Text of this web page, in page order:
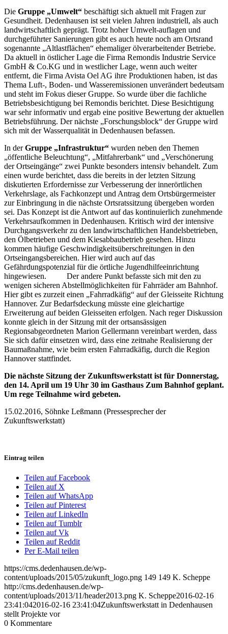
Die Gruppe „Umwelt“ beschäftigt sich aktuell mit Fragen zur
Gesundheit. Dedenhausen ist seit vielen Jahren industriell, als auch
landwirtschaftlich geprägt. Trotz hoher Umwelt-auflagen und
durchgeführter Sanierungen gibt es auch heute noch am Ortsrand
sogenannte „Altlastflächen“ ehemaliger ölverarbeitender Betriebe.
Da aktuell in östlicher Lage die Firma Remondis Industrie Service
GmbH & Co.KG und in westlicher Lage, wenn auch weiter
entfernt, die Firma Avista Oel AG ihre Produktionen haben, ist das
Thema Luft-, Boden- und Wasseremissionen unverändert bedeutsam
und steht im Fokus dieser Gruppe. So wurde über die fachliche
Betriebsbesichtigung bei Remondis berichtet. Diese Besichtigung
war sehr informativ und ergab eine positive Bewertung der aktuellen
Betriebsführung. Der nächste „Forschungsblock“ der Gruppe wird
sich mit der Wasserqualität in Dedenhausen befassen.
In derGruppe „Infrastruktur“ wurden neben den Themen
„öffentliche Beleuchtung“, „Mitfahrerbank“ und „Verschönerung
der Ortseingänge“ zwei Punkte besonders intensiv behandelt. Zum
einen wurde berichtet, dass die bereits in der letzten Sitzung
diskutierten Erfordernisse zur Verbesserung der innerörtlichen
Verkehrslage, als Fachkonzept und Antrag dem Ortsbürgermeister
zur Einbringung in die nächste Ortsratssitzung übergeben worden
sei. Das Konzept ist die Antwort auf das kontinuierlich zunehmende
Verkehrsaufkommen in Dedenhausen. Kritisch wird der intensive
Durchgangsverkehr zu den landwirtschaftlichen Handelsbetrieben,
den Ölbetrieben und dem Kiesabbaubetrieb gesehen. Hinzu
kommen häufige Geschwindigkeitsüberschreitungen in den
Ortseingangsbereichen. Hier wird auch auf das
Gefährdungspotenzial für die örtliche Jugendhilfeeinrichtung
hingewiesen. Der andere Punkt befasste sich mit den zu
wenigen sicheren Abstellmöglichkeiten für Fahrräder am Bahnhof.
Hier gibt es zurzeit einen „Fahrradkäfig“ auf der Gleisseite Richtung
Hannover. Zur Bedarfsdeckung müsste eine gleichartige
Erweiterung auf beiden Gleisseiten erfolgen. Nach reger Diskussion
konnte gleich in der Sitzung mit der ortsansässigen
Regionsabgeordneten Marion Gellermann vereinbart werden, dass
Sie sich dafür einsetzen wird, dass eine zeitnahe Realisierung der
Baumaßnahme, wie beim ersten Fahrradkäfig, durch die Region
Hannover stattfindet.
Die nächste Sitzung der Zukunftswerkstatt ist für Donnerstag,
den 14. April um 19 Uhr 30 im Gasthaus Zum Bahnhof geplant.
Um rege Teilnahme wird gebeten.
15.02.2016, Söhnke Leßmann (Pressesprecher der
Zukunftswerkstatt)
Eintrag teilen
Teilen auf Facebook
Teilen auf X
Teilen auf WhatsApp
Teilen auf Pinterest
Teilen auf LinkedIn
Teilen auf Tumblr
Teilen auf Vk
Teilen auf Reddit
Per E-Mail teilen
https://cms.dedenhausen.de/wp-
content/uploads/2015/05/zukunft_logo.png 149 149 K. Scheppe
http://cms.dedenhausen.de/wp-
content/uploads/2013/11/header2013.png K. Scheppe2016-02-16
23:41:042016-02-16 23:41:04Zukunftswerkstatt in Dedenhausen
stellt Projekte vor
0 Kommentare